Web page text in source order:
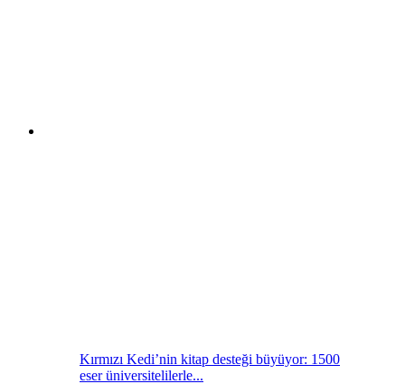
Kırmızı Kedi’nin kitap desteği büyüyor: 1500
eser üniversitelilerle...